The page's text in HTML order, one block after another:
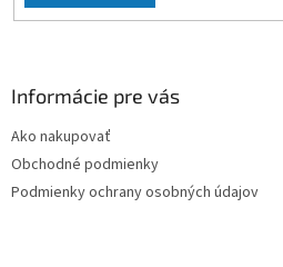
Informácie pre vás
Ako nakupovať
Obchodné podmienky
Podmienky ochrany osobných údajov